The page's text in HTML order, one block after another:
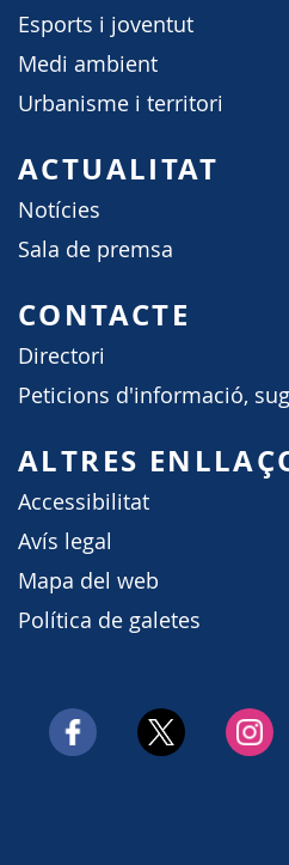
Esports i joventut
Medi ambient
Urbanisme i territori
ACTUALITAT
Notícies
Sala de premsa
CONTACTE
Directori
Peticions d'informació,
ALTRES
Accessibilitat
Avís legal
Mapa del web
Política de galetes